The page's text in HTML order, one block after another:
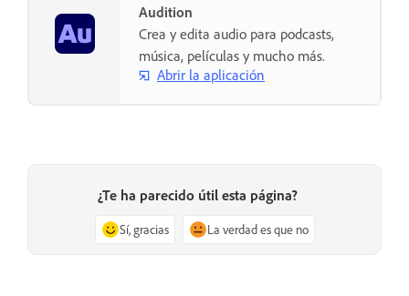
Audition
Crea y edita audio para podcasts,
música, películas y mucho más.
Abrir la aplicación
¿Te ha parecido útil esta página?
Sí, gracias La verdad es que no